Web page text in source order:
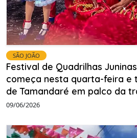
SÃO JOÃO
Festival de Quadrilhas
começa nesta quarta-feira e
de Tamandaré em palco da
09/06/2026